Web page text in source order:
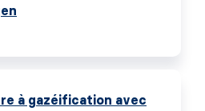
à gazéification avec